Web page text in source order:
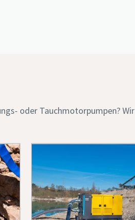
oder Tauchmotorpumpen? Wir